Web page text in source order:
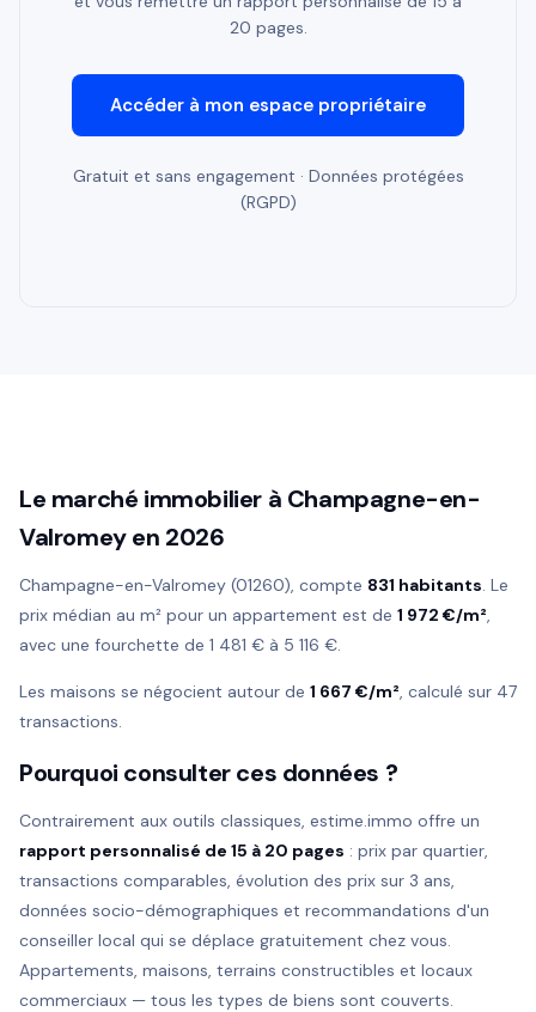
20 pages.
Accéder à mon espace propriétaire
Gratuit et sans engagement · Données protégées
(RGPD)
Le marché immobilier à Champagne-en-
Valromey en 2026
Champagne-en-Valromey (01260), compte 831 habitants. Le
prix médian au m² pour un appartement est de 1 972 €/m²,
avec une fourchette de 1 481 € à 5 116 €.
Les maisons se négocient autour de 1 667 €/m², calculé sur 47
transactions.
Pourquoi consulter ces données ?
Contrairement aux outils classiques, estime.immo offre un
rapport personnalisé de 15 à 20 pages : prix par quartier,
transactions comparables, évolution des prix sur 3 ans,
données socio-démographiques et recommandations d'un
conseiller local qui se déplace gratuitement chez vous.
Appartements, maisons, terrains constructibles et locaux
commerciaux — tous les types de biens sont couverts.